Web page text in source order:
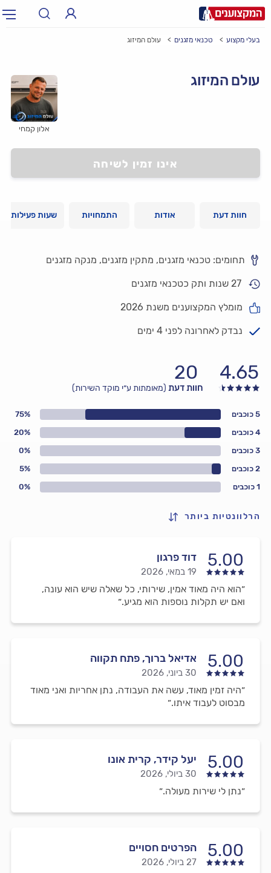
בעלי מקצוע טכנאי מזגנים עולם המיזוג
אלון קמחי
עולם המיזוג
אינו זמין לשיחה
חוות דעת אודות התמחויות שעות פעילות
תחומים: טכנאי מזגנים, מתקין מזגנים, מנקה מזגנים
27 שנות ותק כטכנאי מזגנים
מומלץ המקצוענים משנת 2026
נבדק לאחרונה לפני 4 ימים
4.65
20
חוות דעת (מאומתות ע״י מוקד השירות)
1 כוכבים 0%
2 כוכבים 5%
3 כוכבים 0%
4 כוכבים 20%
5 כוכבים 75%
הרלוונטיות ביותר
5.00 דוד פרגון
19 במאי, 2026
״הוא היה מאוד אמין, שירותי, כל שאלה שיש הוא עונה,
ואם יש תקלות נוספות הוא מגיע.״
5.00 אדיאל ברוך, פתח תקווה
30 ביוני, 2026
״היה זמין מאוד, עשה את העבודה, נתן אחריות ואני מאוד
מבסוט לעבוד איתו.״
5.00 יעל קידר, קרית אונו
30 ביולי, 2026
״נתן לי שירות מעולה.״
5.00 הפרטים חסויים
27 ביולי, 2026